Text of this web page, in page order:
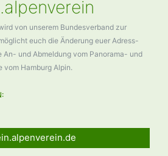
von unserem Bundesverband zur
euch die Änderung euer Adress-
An- und Abmeldung vom Panorama- und
vom Hamburg Alpin.